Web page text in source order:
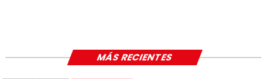
MÁS RECIENTES